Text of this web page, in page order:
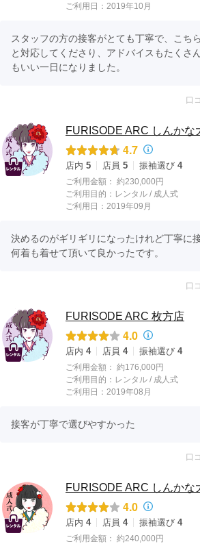
ご利用日：2019年10月
スタッフの方の接客がとても丁寧で、こち
と対応してくださり、アドバイスもたくさ
もいい一日になりました。
口
FURISODE ARC しんかな
4.7
店内 5 店員 5 振袖選び 4
ご利用金額： 約230,000円
ご利用目的： レンタル / 成人式
ご利用日：2019年09月
決めるのがギリギリになったけれど丁寧に
何着も着せて頂いて良かったです。
口
FURISODE ARC 枚方店
4.0
店内 4 店員 4 振袖選び 4
ご利用金額： 約176,000円
ご利用目的： レンタル / 成人式
ご利用日：2019年08月
接客が丁寧で選びやすかった
口
FURISODE ARC しんかな
4.0
店内 4 店員 4 振袖選び 4
ご利用金額： 約240,000円